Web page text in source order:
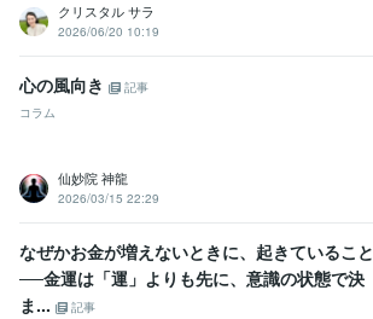
クリスタル サラ
2026/06/20 10:19
心の風向き
記事
コラム
仙妙院 神龍
2026/03/15 22:29
なぜかお金が増えないときに、起きていること
──金運は「運」よりも先に、意識の状態で決
ま...
記事